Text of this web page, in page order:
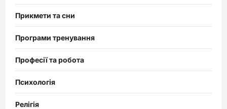
Прикмети та сни
Програми тренування
Професії та робота
Психологія
Релігія